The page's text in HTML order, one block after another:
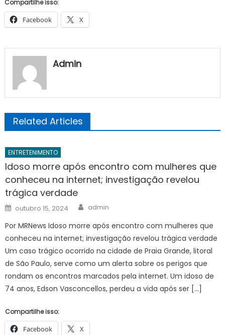
Compartilhe isso:
Facebook X
Admin
Related Articles
ENTRETENIMENTO
Idoso morre após encontro com mulheres que
conheceu na internet; investigação revelou
trágica verdade
Posted
on
outubro 15, 2024 Author
admin
Por MRNews Idoso morre após encontro com mulheres que
conheceu na internet; investigação revelou trágica verdade
Um caso trágico ocorrido na cidade de Praia Grande, litoral
de São Paulo, serve como um alerta sobre os perigos que
rondam os encontros marcados pela internet. Um idoso de
74 anos, Edson Vasconcellos, perdeu a vida após ser […]
Compartilhe isso:
Facebook X